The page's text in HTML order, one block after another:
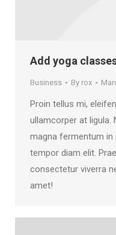
Add yoga
Business By rox
Proin tellus mi,
ullamcorper at ligula.
magna fermentum in
tempor diam elit.
consectetur viverra
amet!